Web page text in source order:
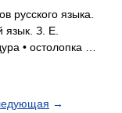
русского языка.
язык. З. Е.
• остолопка …
→